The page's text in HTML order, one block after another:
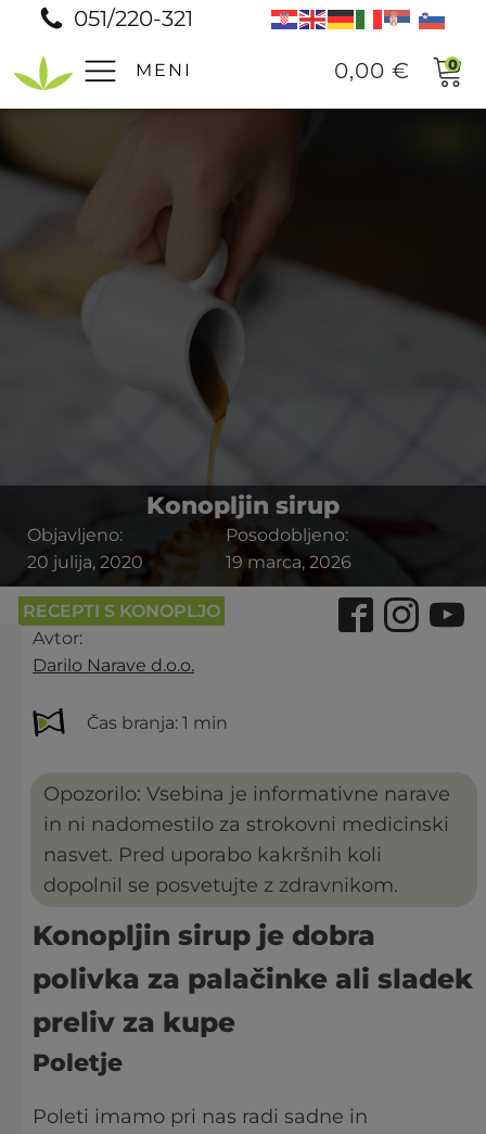
051/220-321
MENI 0,00 € 0
Konopljin sirup
Objavljeno:
20 julija, 2020
Posodobljeno:
19 marca, 2026
RECEPTI S KONOPLJO
Avtor:
Darilo Narave d.o.o.
Čas branja: 1 min
Opozorilo: Vsebina je informativne narave
in ni nadomestilo za strokovni medicinski
nasvet. Pred uporabo kakršnih koli
dopolnil se posvetujte z zdravnikom.
Konopljin sirup je dobra
polivka za palačinke ali sladek
preliv za kupe
Poletje
Poleti imamo pri nas radi sadne in